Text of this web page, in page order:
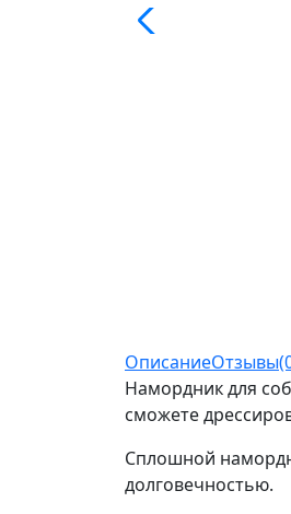
Описание
Намордник для
сможете
Сплошной
долговечностью.